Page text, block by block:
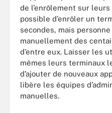
de l’enrôlement sur
possible d’enrôler un
secondes, mais
manuellement des
d’entre eux. Laisser les
mêmes leurs terminaux
d’ajouter de nouveaux
libère les équipes
manuelles.